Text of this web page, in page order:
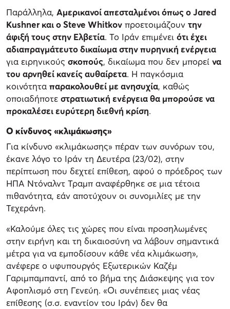
Παράλληλα, Αμερικανοί απεσταλμένοι όπως ο Jared
Kushner και ο Steve Whitkov προετοιμάζουν την
άφιξή τους στην Ελβετία. Το Ιράν επιμένει ότι έχει
αδιαπραγμάτευτο δικαίωμα στην πυρηνική ενέργεια
για ειρηνικούς σκοπούς, δικαίωμα που δεν μπορεί να
του αρνηθεί κανείς αυθαίρετα. Η παγκόσμια
κοινότητα παρακολουθεί με ανησυχία, καθώς
οποιαδήποτε στρατιωτική ενέργεια θα μπορούσε να
προκαλέσει ευρύτερη διεθνή κρίση.
Ο κίνδυνος «κλιμάκωσης»
Για κίνδυνο «κλιμάκωσης» πέραν των συνόρων του,
έκανε λόγο το Ιράν τη Δευτέρα (23/02), στην
περίπτωση που δεχτεί επίθεση, αφού ο πρόεδρος των
ΗΠΑ Ντόναλντ Τραμπ αναφέρθηκε σε μια τέτοια
πιθανότητα, εάν αποτύχουν οι συνομιλίες με την
Τεχεράνη.
«Καλούμε όλες τις χώρες που είναι προσηλωμένες
στην ειρήνη και τη δικαιοσύνη να λάβουν σημαντικά
μέτρα για να εμποδίσουν κάθε νέα κλιμάκωση»,
ανέφερε ο υφυπουργός Εξωτερικών Καζέμ
Γαριμπαμπαντί, από το βήμα της Διάσκεψης για τον
Αφοπλισμό στη Γενεύη. «Οι συνέπειες μιας νέας
επίθεσης (σ.σ. εναντίον του Ιράν) δεν θα